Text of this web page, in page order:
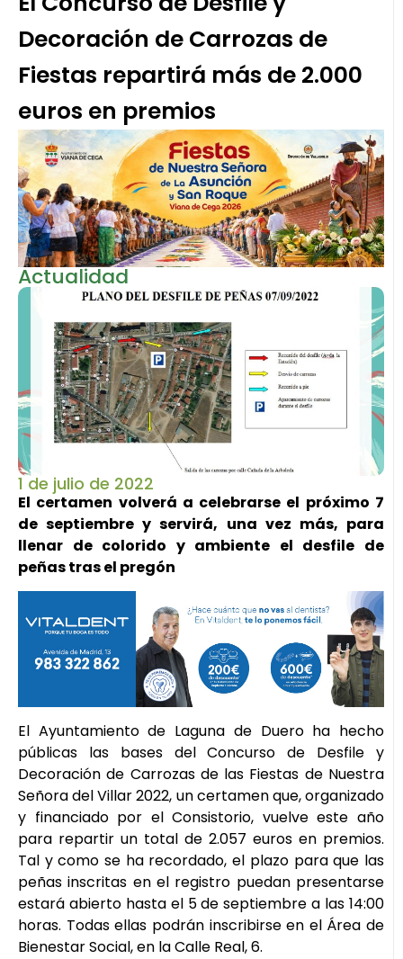
Decoración de Carrozas de
Fiestas repartirá más de 2.000
euros en premios
Actualidad
1 de julio de 2022
El certamen volverá a celebrarse el próximo 7
de septiembre y servirá, una vez más, para
llenar de colorido y ambiente el desfile de
peñas tras el pregón
El Ayuntamiento de Laguna de Duero ha hecho
públicas las bases del Concurso de Desfile y
Decoración de Carrozas de las Fiestas de Nuestra
Señora del Villar 2022, un certamen que, organizado
y financiado por el Consistorio, vuelve este año
para repartir un total de 2.057 euros en premios.
Tal y como se ha recordado, el plazo para que las
peñas inscritas en el registro puedan presentarse
estará abierto hasta el 5 de septiembre a las 14:00
horas. Todas ellas podrán inscribirse en el Área de
Bienestar Social, en la Calle Real, 6.